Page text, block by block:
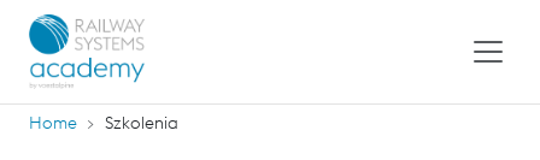
Home Szkolenia